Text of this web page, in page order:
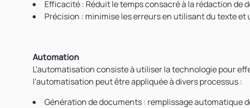
Efficacité: Réduit le temps consacré à la rédaction de
Précision : minimise les erreurs en utilisant du texte
Automation
L'automatisation consiste à utiliser la technologie pour
l'automatisation peut être appliquée à divers processus :
Génération de documents: remplissage automatique